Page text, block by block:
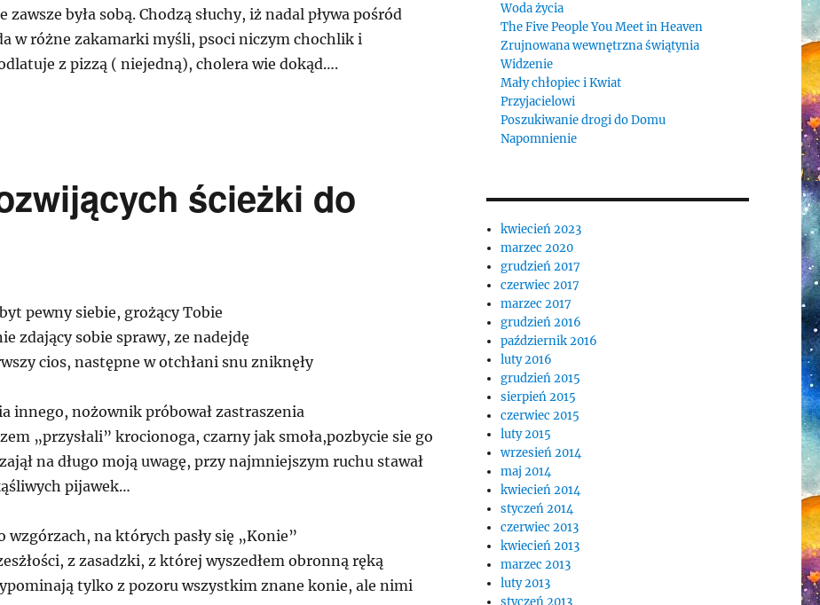
zawsze była sobą. Chodzą słuchy, iż nadal pływa pośród
w różne zakamarki myśli, psoci niczym chochlik i
z pizzą ( niejedną), cholera wie dokąd….
ścieżki do
pewny siebie, grożący Tobie
zdający sobie sprawy, ze nadejdę
cios, następne w otchłani snu zniknęły
innego, nożownik próbował zastraszenia
„przysłali” krocionoga, czarny jak smoła,pozbycie sie go
na długo moją uwagę, przy najmniejszym ruchu stawał
pijawek…
wzgórzach, na których pasły się „Konie”
z zasadzki, z której wyszedłem obronną ręką
tylko z pozoru wszystkim znane konie, ale nimi
Woda życia
The Five People You Meet in Heaven
Zrujnowana wewnętrzna świątynia
Widzenie
Mały chłopiec i Kwiat
Przyjacielowi
Poszukiwanie drogi do Domu
Napomnienie
kwiecień 2023
marzec 2020
grudzień 2017
czerwiec 2017
marzec 2017
grudzień 2016
październik 2016
luty 2016
grudzień 2015
sierpień 2015
czerwiec 2015
luty 2015
wrzesień 2014
maj 2014
kwiecień 2014
styczeń 2014
czerwiec 2013
kwiecień 2013
marzec 2013
luty 2013
styczeń 2013